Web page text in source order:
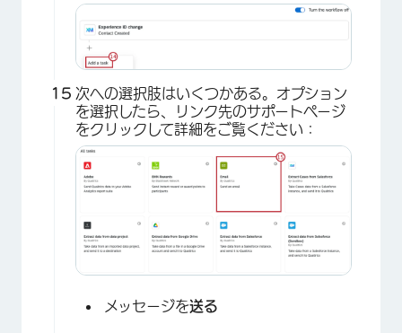
次への選択肢はいくつかある。オプション
を選択したら、リンク先のサポートページ
をクリックして詳細をご覧ください：
メッセージを送る